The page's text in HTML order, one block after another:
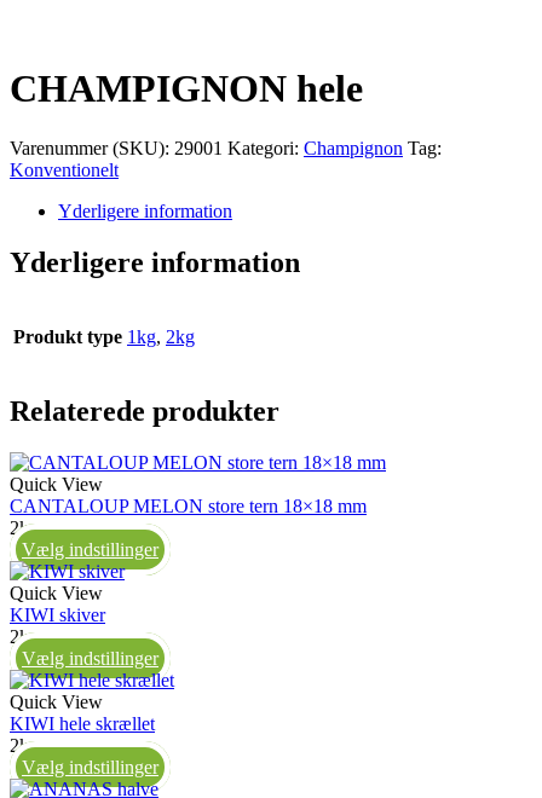
CHAMPIGNON hele
Varenummer (SKU): 29001 Kategori: Champignon Tag:
Konventionelt
Yderligere information
Yderligere information
Produkt type 1kg, 2kg
Relaterede produkter
Quick View
CANTALOUP MELON store tern 18×18 mm
2kg
Vælg indstillinger
Quick View
KIWI skiver
2kg
Vælg indstillinger
Quick View
KIWI hele skrællet
2kg
Vælg indstillinger